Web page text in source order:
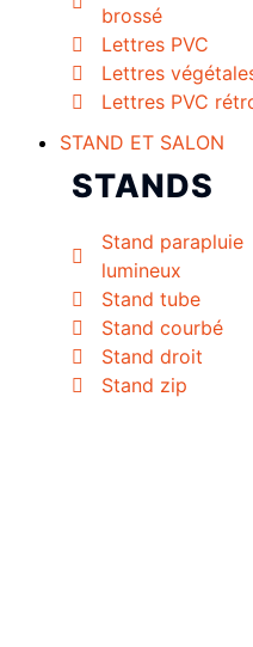
brossé
Lettres PVC
Lettres
Lettres PVC
STAND ET SALON
STANDS
Stand parapluie
lumineux
Stand tube
Stand courbé
Stand droit
Stand zip